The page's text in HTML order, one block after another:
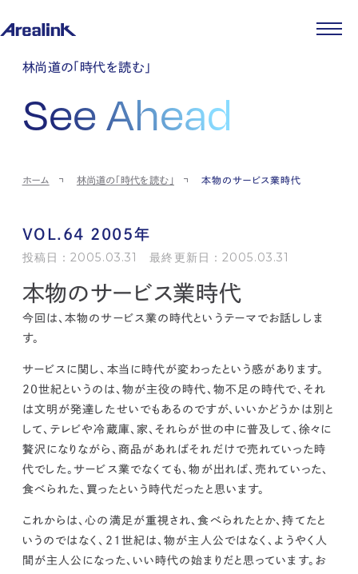
企業情報
企業理念
会社概要
コーポレートガバナンス
ストレージ事業
パートナー制度
土地権利整備事業
IR情報
IRカレンダー
IRポリシー
ストレージ室数実績
個人投資家の皆様へ
よくある質問・用語集
IRメール登録
ニュース
商品情報
先輩社員インタビュー
中途採用
kur
土地活用
エリアリンクグループ ジャパントランクル
カスタマーハラスメントポリ
シー
プライバシーポリシー
情報セキュリティ・DX方針及び戦略サイトマップ
©2025 AREALINK.
林尚道の「時代を読む」
See Ahead
ホーム 林尚道の「時代を読む」 本物のサービス業時代
VOL.64 2005年
投稿日：2005.03.31 最終更新日：2005.03.31
本物のサービス業時代
今回は、本物のサービス業の時代というテーマでお話ししま
す。
サービスに関し、本当に時代が変わったという感があります。
20世紀というのは、物が主役の時代、物不足の時代で、それ
は文明が発達したせいでもあるのですが、いいかどうかは別と
して、テレビや冷蔵庫、家、それらが世の中に普及して、徐々に
贅沢になりながら、商品があればそれだけで売れていった時
代でした。サービス業でなくても、物が出れば、売れていった、
食べられた、買ったという時代だったと思います。
これからは、心の満足が重視され、食べられたとか、持てたと
いうのではなく、21世紀は、物が主人公ではなく、ようやく人
間が主人公になった、いい時代の始まりだと思っています。 お